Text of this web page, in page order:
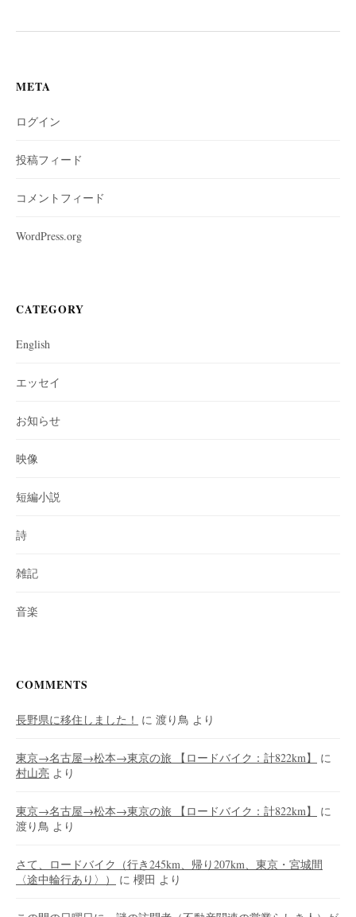
META
ログイン
投稿フィード
コメントフィード
WordPress.org
CATEGORY
English
エッセイ
お知らせ
映像
短編小説
詩
雑記
音楽
COMMENTS
長野県に移住しました！ に 渡り鳥 より
東京→名古屋→松本→東京の旅 【ロードバイク：計822km】
に
村山亮 より
東京→名古屋→松本→東京の旅 【ロードバイク：計822km】
に
渡り鳥 より
さて、ロードバイク（行き245km、帰り207km、東京・宮城間
〈途中輪行あり〉）
に 櫻田 より